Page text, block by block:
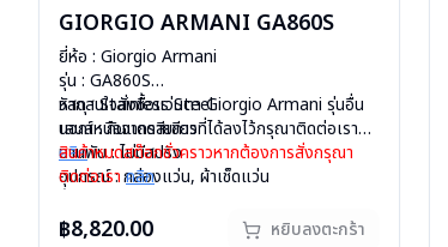
GIORGIO ARMANI GA860S
ยี่ห้อ : Giorgio Armani
รุ่น : GA860S
วัสดุ : Stainless Steel
เลนส์ : กันแดดสีเขียว
บานพับ : ไม่มีสปริง
อุปกรณ์ : กล่องแว่น, ผ้าเช็ดแว่น
การรับประกัน : 1 ปี
หากสนใจสั่งชื้อแว่นตา Giorgio Armani รุ่นอื่น
นอกเหนือจากรายการที่ได้ลงไว้กรุณาติดต่อเรา
คลิก
สินค้าหมดสต๊อกชั่วคราวหากต้องการสั่งกรุณา
ติดต่อเรา คลิก
฿8,820.00 หยิบลงตะกร้า